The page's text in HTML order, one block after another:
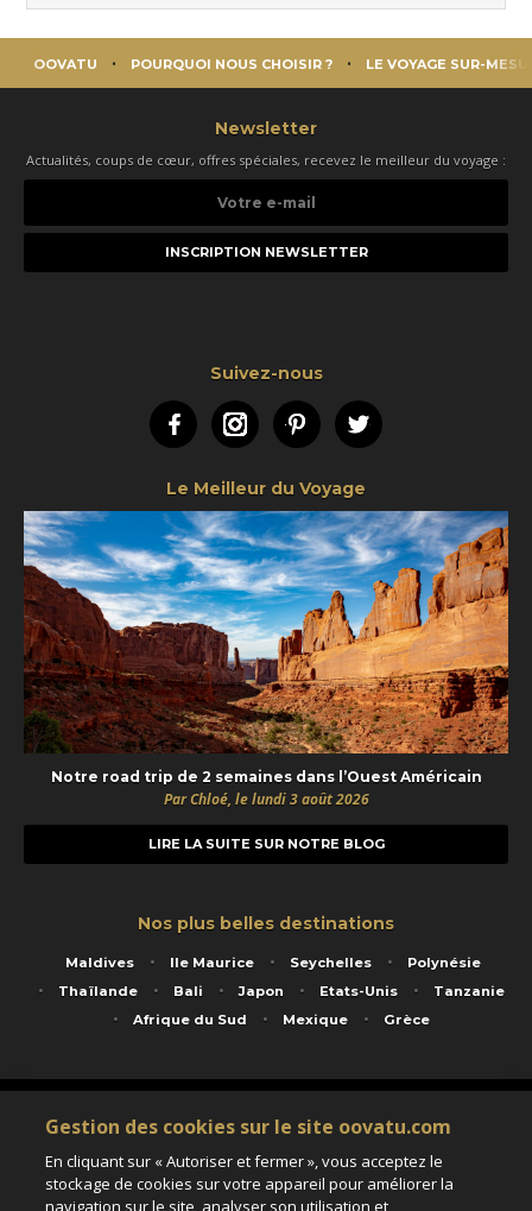
OOVATU POURQUOI NOUS CHOISIR ? LE VOYAGE SUR-
Newsletter
Actualités, coups de cœur, offres spéciales, recevez le meilleur du voyage :
e-
Suivez-nous
FacebookInstagramPinterestTwitter
Le Meilleur du Voyage
Notre road trip de 2 semaines dans l’Ouest Américain
Par Chloé, le lundi 3 août 2026
LIRE LA SUITE SUR NOTRE BLOG
Nos plus belles destinations
Maldives Ile Maurice Seychelles
Polynésie
Thaïlande
Bali Japon Etats-Unis
Tanzanie
Afrique du Sud
Mexique Grèce
Service animé par Nautil Voyages - 22 rue Georges Picquart 75017 Paris - S.A.S
au capital de 155 696 euros - RCS Paris B 423 671 973 - Code APE 7911Z
Matricule Atout France IM075100020 - Garantie financière Groupama - Agrément IATA
Assurance responsabilité civile et professionnelle HISCOX RCP0081066
Gestion des cookies sur le site oovatu.com
En cliquant sur « Autoriser et fermer », vous acceptez le
stockage de cookies sur votre appareil pour améliorer la
navigation sur le site, analyser son utilisation et